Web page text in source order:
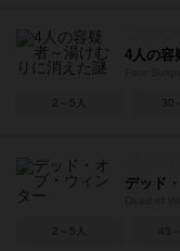
4人の容
2～5人 30
デッド
2～5人 45